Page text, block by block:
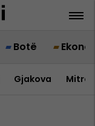
Botë
Gjakova